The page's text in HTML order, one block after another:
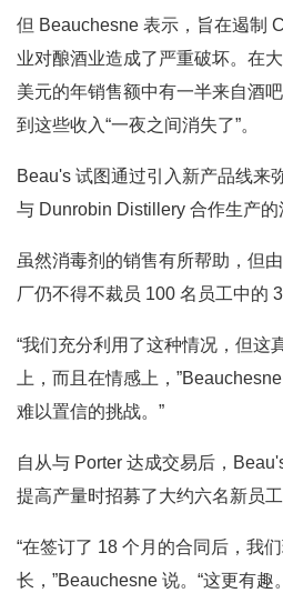
但 Beauchesne 表示，旨在遏制
业对酿酒业造成了严重破坏。在
美元的年销售额中有一半来自酒
到这些收入“一夜之间消失了”。
Beau's 试图通过引入新产品线来
与 Dunrobin Distillery 合作生产的
虽然消毒剂的销售有所帮助，但
厂仍不得不裁员 100 名员工中的
“我们充分利用了这种情况，但这
上，而且在情感上，
难以置信的挑战。”
自从与 Porter 达成交易后，
提高产量时招募了大约六名新员工
“在签订了 18 个月的合同后，我
长，”Beauchesne 说。“这更有趣